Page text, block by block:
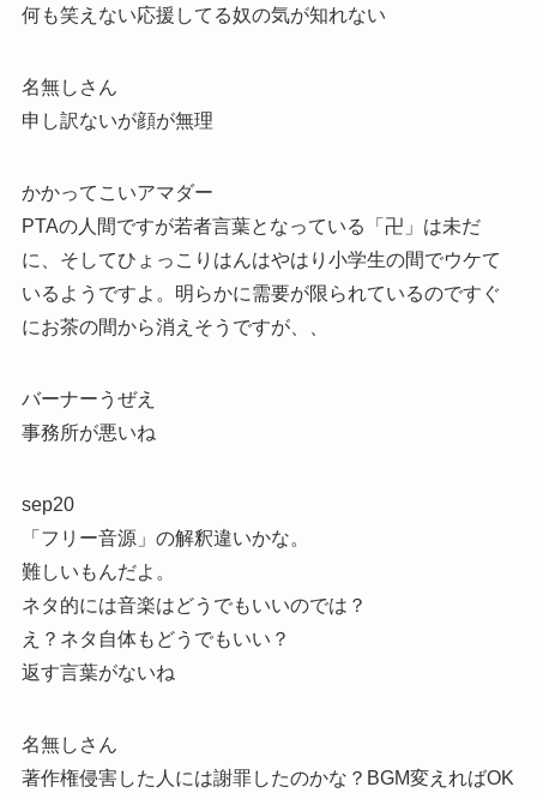
何も笑えない応援してる奴の気が知れない
名無しさん
申し訳ないが顔が無理
かかってこいアマダー
PTAの人間ですが若者言葉となっている「卍」は未だ
に、そしてひょっこりはんはやはり小学生の間でウケて
いるようですよ。明らかに需要が限られているのですぐ
にお茶の間から消えそうですが、、
バーナーうぜえ
事務所が悪いね
sep20
「フリー音源」の解釈違いかな。
難しいもんだよ。
ネタ的には音楽はどうでもいいのでは？
え？ネタ自体もどうでもいい？
返す言葉がないね
名無しさん
著作権侵害した人には謝罪したのかな？BGM変えればOK